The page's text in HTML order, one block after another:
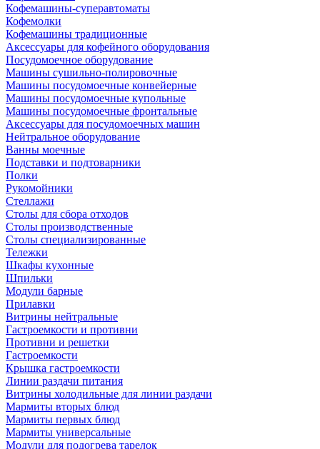
Кофемашины-суперавтоматы
Кофемолки
Кофемашины традиционные
Аксессуары для кофейного оборудования
Посудомоечное оборудование
Машины сушильно-полировочные
Машины посудомоечные конвейерные
Машины посудомоечные купольные
Машины посудомоечные фронтальные
Аксессуары для посудомоечных машин
Нейтральное оборудование
Ванны моечные
Подставки и подтоварники
Полки
Рукомойники
Стеллажи
Столы для сбора отходов
Столы производственные
Столы специализированные
Тележки
Шкафы кухонные
Шпильки
Модули барные
Прилавки
Витрины нейтральные
Гастроемкости и противни
Противни и решетки
Гастроемкости
Крышка гастроемкости
Линии раздачи питания
Витрины холодильные для линии раздачи
Мармиты вторых блюд
Мармиты первых блюд
Мармиты универсальные
Модули для подогрева тарелок